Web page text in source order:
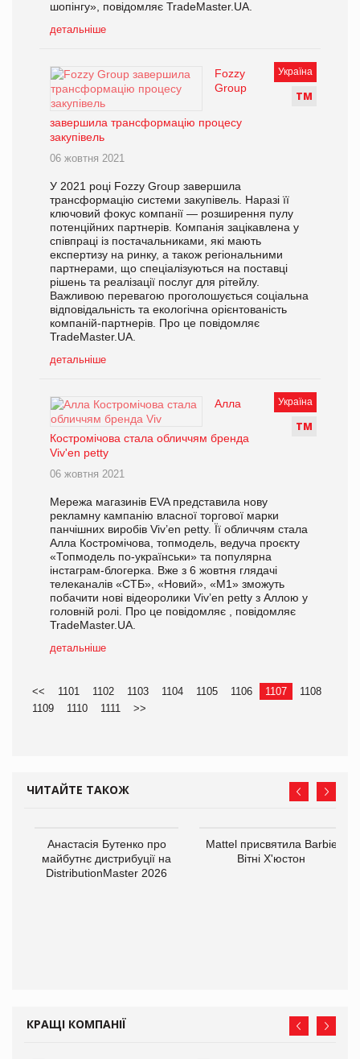
шопінгу», повідомляє TradeMaster.UA.
детальніше
Україна
ТМ
Fozzy
Group
завершила трансформацію процесу
закупівель
06 жовтня 2021
У 2021 році Fozzy Group завершила
трансформацію системи закупівель. Наразі її
ключовий фокус компанії — розширення пулу
потенційних партнерів. Компанія зацікавлена у
співпраці із постачальниками, які мають
експертизу на ринку, а також регіональними
партнерами, що спеціалізуються на поставці
рішень та реалізації послуг для рітейлу.
Важливою перевагою проголошується соціальна
відповідальність та екологічна орієнтованість
компаній-партнерів. Про це повідомляє
TradeMaster.UA.
детальніше
Україна
ТМ
Алла
Костромічова стала обличчям бренда
Viv'en petty
06 жовтня 2021
Мережа магазинів EVA представила нову
рекламну кампанію власної торгової марки
панчішних виробів Viv’en petty. Її обличчям стала
Алла Костромічова, топмодель, ведуча проєкту
«Топмодель по-українськи» та популярна
інстаграм-блогерка. Вже з 6 жовтня глядачі
телеканалів «СТБ», «Новий», «М1» зможуть
побачити нові відеоролики Viv’en petty з Аллою у
головній ролі. Про це повідомляє , повідомляє
TradeMaster.UA.
детальніше
<< 1101 1102 1103 1104 1105 1106 1107
1108
1109
1110 1111 >>
ЧИТАЙТЕ ТАКОЖ
Анастасія Бутенко про
майбутнє дистрибуції на
DistributionMaster 2026
Mattel присвятила Barbie
Вітні Х'юстон
КРАЩІ КОМПАНІЇ